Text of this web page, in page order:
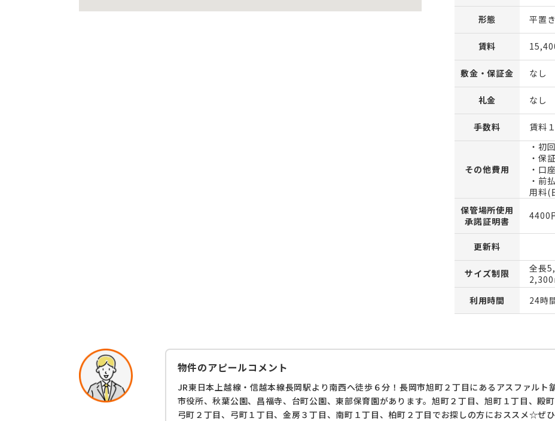
形態 平置
賃料
敷金・保証金 なし
礼金 なし
手数料 賃料
その他費用
・初
・保
・口
・前
用料(
保管場所使用
承諾証明書
4400
更新料
サイズ制限
全長
利用時間
24時
物件のアピールコメント
JR東日本上越線・信越本線長岡駅より南西へ徒歩６分！長岡市旭町２丁目にあるアスファルト
市役所、秋葉公園、昌福寺、台町公園、東部保育園があります。旭町２丁目、旭町１丁目、殿
弓町２丁目、弓町１丁目、金房３丁目、南町１丁目、柏町２丁目でお探しの方におススメ☆ぜ